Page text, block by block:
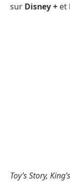
sur Disney + et
Toy’s Story,